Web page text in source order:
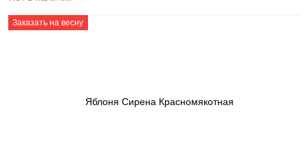
Заказать на весну